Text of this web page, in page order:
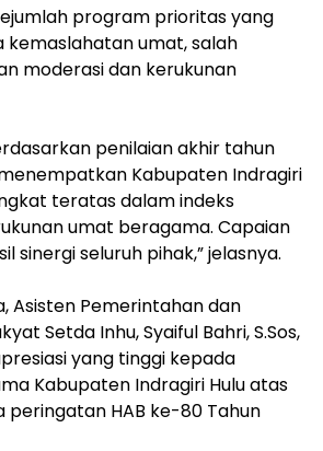
program prioritas yang
kemaslahatan umat, salah
moderasi dan kerukunan
penilaian akhir tahun
menempatkan Kabupaten Indragiri
teratas dalam indeks
umat beragama. Capaian
sinergi seluruh pihak,” jelasnya.
Asisten Pemerintahan dan
Setda Inhu, Syaiful Bahri, S.Sos,
yang tinggi kepada
Kabupaten Indragiri Hulu atas
HAB ke-80 Tahun